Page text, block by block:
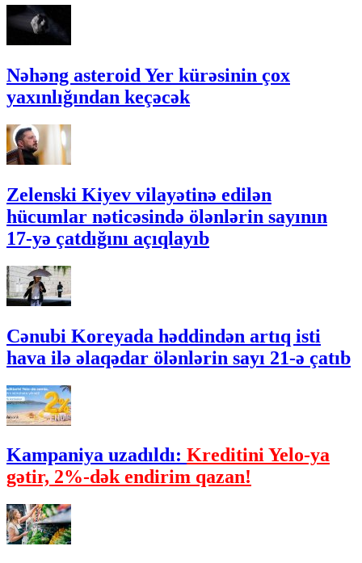
Nəhəng asteroid Yer kürəsinin çox
yaxınlığından keçəcək
Zelenski Kiyev vilayətinə edilən
hücumlar nəticəsində ölənlərin sayının
17-yə çatdığını açıqlayıb
Cənubi Koreyada həddindən artıq isti
hava ilə əlaqədar ölənlərin sayı 21-ə çatıb
Kampaniya uzadıldı: Kreditini Yelo-ya
gətir, 2%-dək endirim qazan!